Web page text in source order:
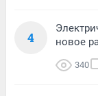
4
новое
340